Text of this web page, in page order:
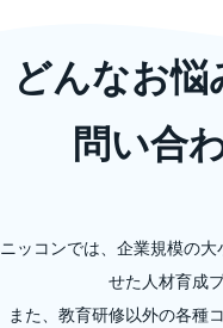
どんなお
問い合
ニッコンでは、企業規模の
せた人材育成
また、教育研修以外の各種